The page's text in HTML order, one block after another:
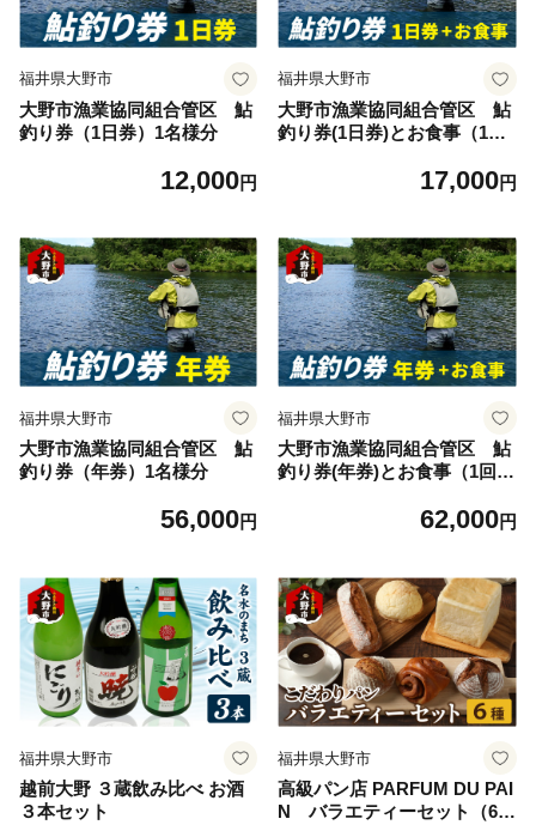
福井県大野市
大野市漁業協同組合管区 鮎
釣り券（1日券）1名様分
12,000円
福井県大野市
大野市漁業協同組合管区 鮎
釣り券(1日券)とお食事（1回
17,000円
福井県大野市
大野市漁業協同組合管区 鮎
釣り券（年券）1名様分
56,000円
福井県大野市
大野市漁業協同組合管区 鮎
釣り券(年券)とお食事（1回
62,000円
福井県大野市
越前大野 ３蔵飲み比べ お酒
３本セット
福井県大野市
高級パン店 PARFUM DU PAI
N バラエティーセット（6